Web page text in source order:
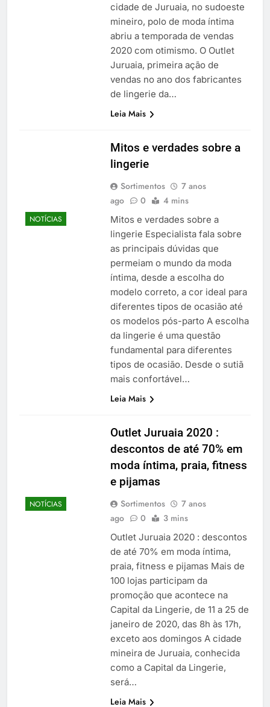
cidade de Juruaia, no sudoeste
mineiro, polo de moda íntima
abriu a temporada de vendas
2020 com otimismo. O Outlet
Juruaia, primeira ação de
vendas no ano dos fabricantes
de lingerie da…
Leia Mais
NOTÍCIAS
Mitos e verdades sobre a
lingerie
Sortimentos
7 anos
ago
0 4 mins
Mitos e verdades sobre a
lingerie Especialista fala sobre
as principais dúvidas que
permeiam o mundo da moda
íntima, desde a escolha do
modelo correto, a cor ideal para
diferentes tipos de ocasião até
os modelos pós-parto A escolha
da lingerie é uma questão
fundamental para diferentes
tipos de ocasião. Desde o sutiã
mais confortável…
Leia Mais
NOTÍCIAS
Outlet Juruaia 2020 :
descontos de até 70% em
moda íntima, praia, fitness
e pijamas
Sortimentos
7 anos
ago
0 3 mins
Outlet Juruaia 2020 : descontos
de até 70% em moda íntima,
praia, fitness e pijamas Mais de
100 lojas participam da
promoção que acontece na
Capital da Lingerie, de 11 a 25 de
janeiro de 2020, das 8h às 17h,
exceto aos domingos A cidade
mineira de Juruaia, conhecida
como a Capital da Lingerie,
será…
Leia Mais